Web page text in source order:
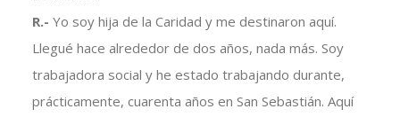
R.- Yo soy hija de la Caridad y me destinaron aquí.
Llegué hace alrededor de dos años, nada más. Soy
trabajadora social y he estado trabajando durante,
prácticamente, cuarenta años en San Sebastián. Aquí